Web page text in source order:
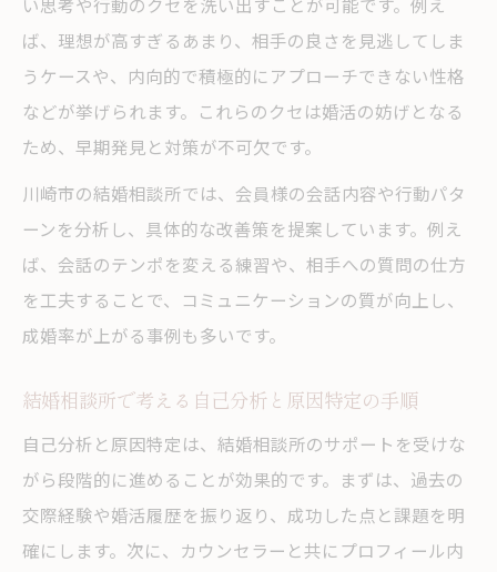
い思考や行動のクセを洗い出すことが可能です。例え
ば、理想が高すぎるあまり、相手の良さを見逃してしま
うケースや、内向的で積極的にアプローチできない性格
などが挙げられます。これらのクセは婚活の妨げとなる
ため、早期発見と対策が不可欠です。
川崎市の結婚相談所では、会員様の会話内容や行動パタ
ーンを分析し、具体的な改善策を提案しています。例え
ば、会話のテンポを変える練習や、相手への質問の仕方
を工夫することで、コミュニケーションの質が向上し、
成婚率が上がる事例も多いです。
結婚相談所で考える自己分析と原因特定の手順
自己分析と原因特定は、結婚相談所のサポートを受けな
がら段階的に進めることが効果的です。まずは、過去の
交際経験や婚活履歴を振り返り、成功した点と課題を明
確にします。次に、カウンセラーと共にプロフィール内